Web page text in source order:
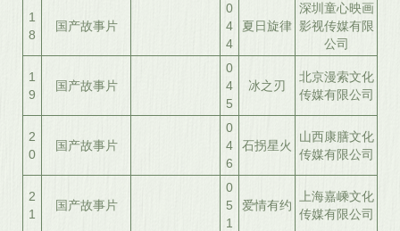
1
8
国产故事片
0
4
4
夏日旋律
深圳童心映画
影视传媒有限
公司
1
9
国产故事片
0
4
5
冰之刃
北京漫索文化
传媒有限公司
2
0
国产故事片
0
4
6
石拐星火
山西康膳文化
传媒有限公司
2
1
国产故事片
0
5
1
爱情有约
上海嘉嵊文化
传媒有限公司